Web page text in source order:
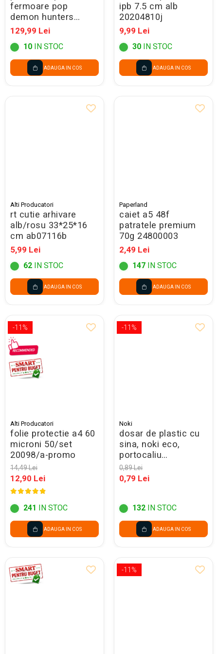
fermoare pop
demon hunters
violet 304835
129,99 Lei
10 IN STOC
ADAUGA IN COS
ipb 7.5 cm alb
20204810j
9,99 Lei
30 IN STOC
ADAUGA IN COS
Alti Producatori
rt cutie arhivare
alb/rosu 33*25*16
cm ab07116b
5,99 Lei
62 IN STOC
ADAUGA IN COS
Paperland
caiet a5 48f
patratele premium
70g 24800003
2,49 Lei
147 IN STOC
ADAUGA IN COS
-11%
Alti Producatori
folie protectie a4 60
microni 50/set
20098/a-promo
14,49 Lei
12,90 Lei
241 IN STOC
ADAUGA IN COS
-11%
Noki
dosar de plastic cu
sina, noki eco,
portocaliu
48288040b/lm019 -
promo
0,89 Lei
0,79 Lei
132 IN STOC
ADAUGA IN COS
-11%